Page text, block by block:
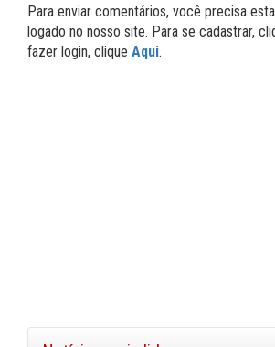
Para enviar comentários, você precisa
logado no nosso site. Para se cadastrar,
fazer login, clique Aqui.